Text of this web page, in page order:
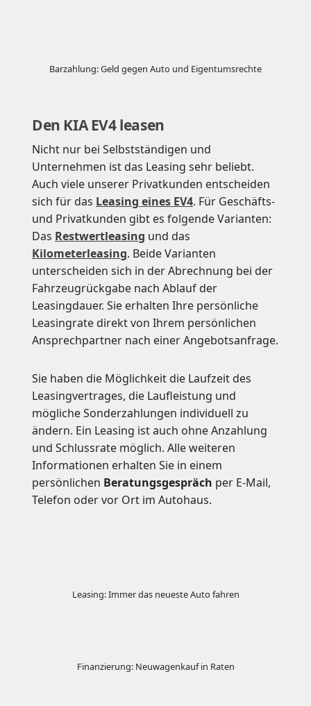
Barzahlung: Geld gegen Auto und Eigentumsrechte
Den KIA EV4 leasen
Nicht nur bei Selbstständigen und
Unternehmen ist das Leasing sehr beliebt.
Auch viele unserer Privatkunden entscheiden
sich für das Leasing eines EV4. Für Geschäfts-
und Privatkunden gibt es folgende Varianten:
Das Restwertleasing und das
Kilometerleasing. Beide Varianten
unterscheiden sich in der Abrechnung bei der
Fahrzeugrückgabe nach Ablauf der
Leasingdauer. Sie erhalten Ihre persönliche
Leasingrate direkt von Ihrem persönlichen
Ansprechpartner nach einer Angebotsanfrage.
Sie haben die Möglichkeit die Laufzeit des
Leasingvertrages, die Laufleistung und
mögliche Sonderzahlungen individuell zu
ändern. Ein Leasing ist auch ohne Anzahlung
und Schlussrate möglich. Alle weiteren
Informationen erhalten Sie in einem
persönlichen Beratungsgespräch per E-Mail,
Telefon oder vor Ort im Autohaus.
Leasing: Immer das neueste Auto fahren
Finanzierung: Neuwagenkauf in Raten